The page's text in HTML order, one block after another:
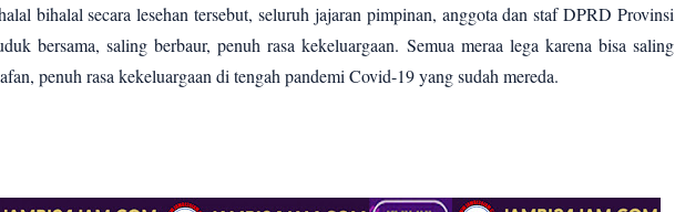
bihalal secara lesehan tersebut, seluruh jajaran pimpinan, anggota dan staf DPRD Provinsi
bersama, saling berbaur, penuh rasa kekeluargaan. Semua meraa lega karena bisa saling
penuh rasa kekeluargaan di tengah pandemi Covid-19 yang sudah mereda.